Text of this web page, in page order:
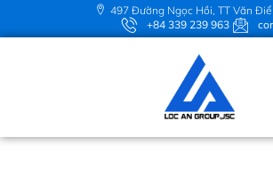
497 Đường Ngọc Hồi, TT Văn
+84 339 239 963